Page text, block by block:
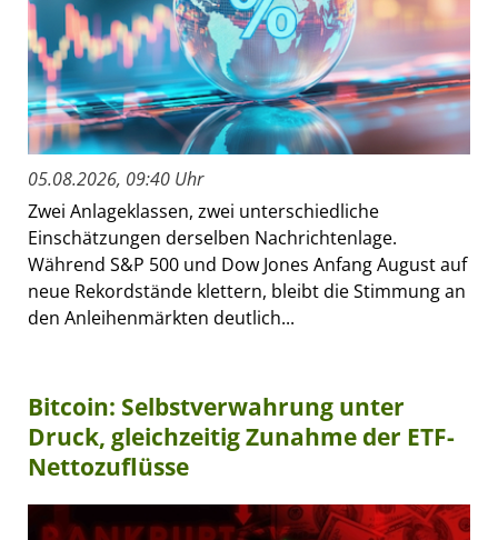
05.08.2026, 09:40 Uhr
Zwei Anlageklassen, zwei unterschiedliche
Einschätzungen derselben Nachrichtenlage.
Während S&P 500 und Dow Jones Anfang August auf
neue Rekordstände klettern, bleibt die Stimmung an
den Anleihenmärkten deutlich...
Bitcoin: Selbstverwahrung unter
Druck, gleichzeitig Zunahme der ETF-
Nettozuflüsse